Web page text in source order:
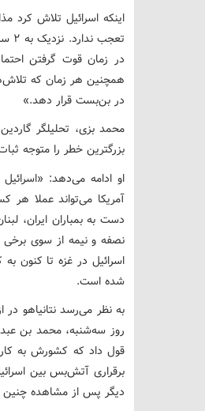
اینکه اسرائیل تلاش کرد
در زمان قوت گرفتن
همچنین هر زمان که
در بن‌بست قرار دهد.»
محمد بزی، تحلیلگر
بزرگترین خطر را متوجه
او ادامه می‌دهد:
آمریکا می‌تواند عملا هر
دست به بمباران ایران،
نصفه و نیمه از سوی
شده است.
به نظر می‌رسد نتانیاهو
روز سه‌شنبه، محمد بن
قول داد که کشورش به کار
برقراری آتش‌بس بین
دیگر پس از مشاهده چنین